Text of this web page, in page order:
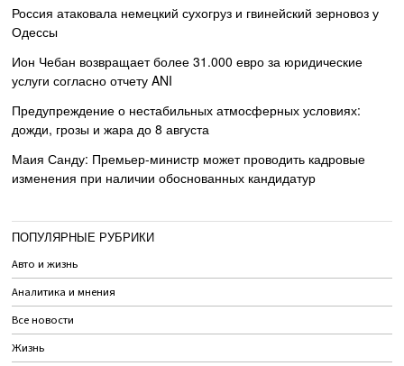
Россия атаковала немецкий сухогруз и гвинейский зерновоз у
Одессы
Ион Чебан возвращает более 31.000 евро за юридические
услуги согласно отчету ANI
Предупреждение о нестабильных атмосферных условиях:
дожди, грозы и жара до 8 августа
Маия Санду: Премьер-министр может проводить кадровые
изменения при наличии обоснованных кандидатур
ПОПУЛЯРНЫЕ РУБРИКИ
Авто и жизнь
Аналитика и мнения
Все новости
Жизнь